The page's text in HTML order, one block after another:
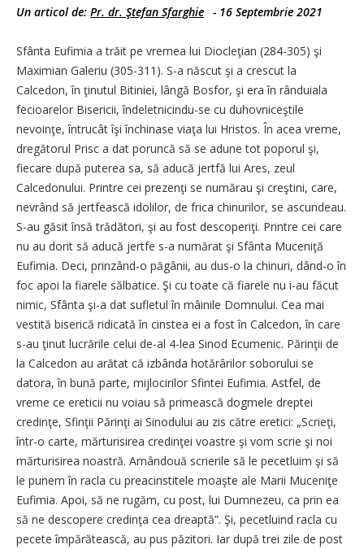
Un articol de: Pr. dr. Ştefan Sfarghie - 16 Septembrie 2021
Sfânta Eufimia a trăit pe vremea lui Diocleţian (284-305) şi
Maximian Galeriu (305-311). S-a născut şi a crescut la
Calcedon, în ţinutul Bitiniei, lângă Bosfor, şi era în rânduiala
fecioarelor Bisericii, îndeletnicindu-se cu duhovniceştile
nevoinţe, întrucât îşi închinase viaţa lui Hristos. În acea vreme,
dregătorul Prisc a dat poruncă să se adune tot poporul şi,
fiecare după puterea sa, să aducă jertfă lui Ares, zeul
Calcedonului. Printre cei prezenţi se numărau şi creştini, care,
nevrând să jertfească idolilor, de frica chinurilor, se ascundeau.
S-au găsit însă trădători, şi au fost descoperiţi. Printre cei care
nu au dorit să aducă jertfe s-a numărat şi Sfânta Muceniţă
Eufimia. Deci, prinzând-o păgânii, au dus-o la chinuri, dând-o în
foc apoi la fiarele sălbatice. Şi cu toate că fiarele nu i-au făcut
nimic, Sfânta şi-a dat sufletul în mâinile Domnului. Cea mai
vestită biserică ridicată în cinstea ei a fost în Calcedon, în care
s-au ţinut lucrările celui de-al 4-lea Sinod Ecumenic. Părinţii de
la Calcedon au arătat că izbânda hotărârilor soborului se
datora, în bună parte, mijlocirilor Sfintei Eufimia. Astfel, de
vreme ce ereticii nu voiau să primească dogmele dreptei
credinţe, Sfinţii Părinţi ai Sinodului au zis către eretici: „Scrieţi,
într-o carte, mărturisirea credinţei voastre şi vom scrie şi noi
mărturisirea noastră. Amândouă scrierile să le pecetluim şi să
le punem în racla cu preacinstitele moaşte ale Marii Muceniţe
Eufimia. Apoi, să ne rugăm, cu post, lui Dumnezeu, ca prin ea
să ne descopere credinţa cea dreaptă”. Şi, pecetluind racla cu
pecete împărătească, au pus păzitori. Iar după trei zile de post